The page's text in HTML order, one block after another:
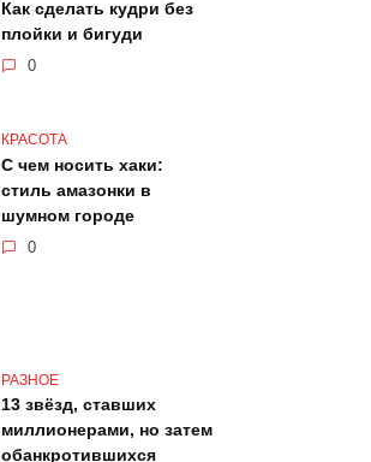
Как сделать кудри без
плойки и бигуди
0
КРАСОТА
С чем носить хаки:
стиль амазонки в
шумном городе
0
РАЗНОЕ
13 звёзд, ставших
миллионерами, но затем
обанкротившихся